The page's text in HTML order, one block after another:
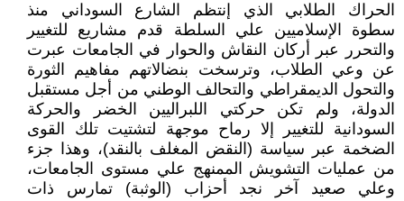
الحراك الطلابي الذي إنتظم الشارع السوداني منذ
سطوة الإسلاميين علي السلطة قدم مشاريع للتغيير
والتحرر عبر أركان النقاش والحوار في الجامعات عبرت
عن وعي الطلاب، وترسخت بنضالاتهم مفاهيم الثورة
والتحول الديمقراطي والتحالف الوطني من أجل مستقبل
الدولة، ولم تكن حركتي اللبراليين الخضر والحركة
السودانية للتغيير إلا رماح موجهة لتشتيت تلك القوى
الضخمة عبر سياسة (النقض المغلف بالنقد)، وهذا جزء
من عمليات التشويش الممنهج علي مستوى الجامعات،
وعلي صعيد آخر نجد أحزاب (الوثبة) تمارس ذات